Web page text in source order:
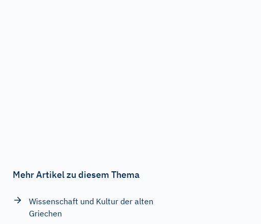
Mehr Artikel zu diesem Thema
Wissenschaft und Kultur der alten
Griechen